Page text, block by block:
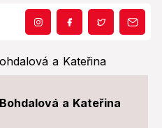
a Kateřina